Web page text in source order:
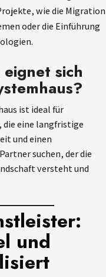
wie die Migration
oder die Einführung
sich
ist ideal für
eine langfristige
und einen
suchen, der die
versteht und
und